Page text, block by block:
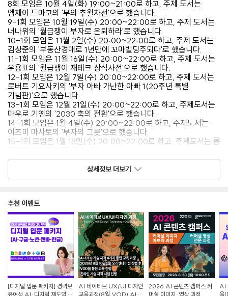
8회 모임은 10월 4일(화) 19:00~21:00로 하고, 주제 도서는
엠제이 드마코의 '부의 추월차선'으로 했습니다.
9-1회 모임은 10월 19일(수) 20:00~22:00로 하고, 주제 도서는
너나위의 '월급쟁이 부자로 은퇴하라'로 했습니다.
10-1회 모임은 11월 2일(수) 20:00~22:00로 하고, 주제 도서는
김상준의 '부동산경매로 1년만에 꼬마빌딩주되다'로 했습니다.
11-1회 모임은 11월 16일(수) 20:00~22:00로 하고, 주제 도서는
우용표의 '월급쟁이 재테크 상식사전'으로 했습니다.
12-1회 모임은 12월 7일(수) 20:00~22:00로 하고, 주제 도서는
로버트 기요사키의 '부자 아빠 가난한 아빠 1(20주년 특별
기념판)'으로 했습니다.
13-1회 모임은 12월 21일(수) 20:00~22:00로 하고, 주제도서는
마우로 기옌의 '2030 축의 전환'으로 했습니다.
14-1회 모임은 1월 4일(수) 20:00~22:00로 하고, 주제도서는
이즈미 마사토의 '부자의 그릇'으로 했습니다.
15-1회 모임은 1월 18일(수) 20:00~22:00로 하고, 주제도서는 롭
16-1회 모임은 2월 1일(수) 20:00~22:00로 하고 주제도서는
강환국의 '하면 된다! 퀀트 투자'로 했습니다.
17-1회 모임은 2월 15일(수) 20:00~22:00로 하고 주제도서는
오건영의 '부의 시나리오'이었습니다.
19회 모임은 3월 15일(수) 20:00~22:00로 하고, 주제도서는
켈리 최의 '웰씽킹'이었습니다.
20회 모임은 3월 29일(수) 20:00~22:00로 하고, 주제도서는
이대표외 2인의 '6개월에 천만 원 모으기'이었습니다.
21회 모임은 4월 12알(수) 20:00~22:00로 하고, 주제도서는
세이노의 '세이노의 가르침'이었습니다.
22회 모임은 4월 26일(수) 20:00~22:00로 하고, 주제도서는
강영현의 '살 때 팔 때 벌 때'이었습니다.
23회 모임은 5월 10일(수) 20:00~22:00로 하고, 주제도서는
상세정보 더보기
추천 이벤트
[디지털 입문 패키지] 경력보
유여성 AI·디지털 재도약 교
AI 네이티브 UX/UI 디자인
교육과정(8월,VOD) AI-
2026 AI 콘텐츠 캠퍼스 커
머셜 이미지·영상 과정
AI
육(